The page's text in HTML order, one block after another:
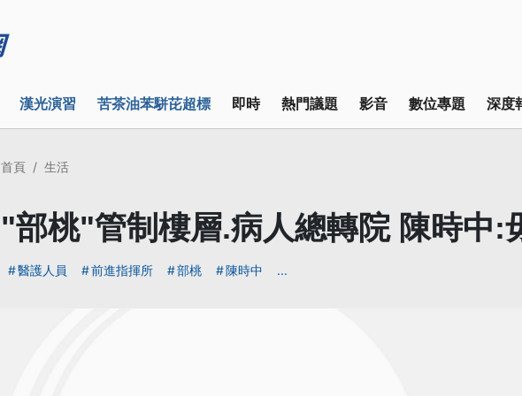
漢光演習 苦茶油苯駢芘超標 即時 熱門議題 影音 數位專題 深度
首頁 生活
"部桃"管制樓層.病人總轉院 陳時中:
醫護人員 前進指揮所 部桃 陳時中 ...